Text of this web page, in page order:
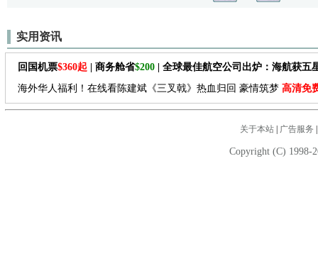
实用资讯
回国机票$360起 | 商务舱省$200 | 全球最佳航空公司出炉：海航获五
海外华人福利！在线看陈建斌《三叉戟》热血归回 豪情筑梦 高清免
关于本站| 广告服务
Copyright (C) 1998-